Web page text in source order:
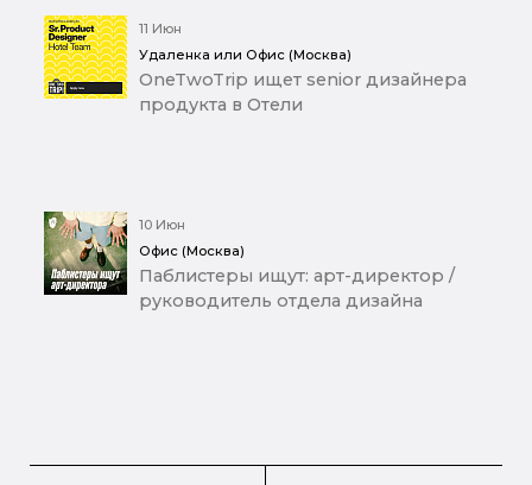
11 Июн
Удаленка или Офис (Москва)
OneTwoTrip ищет senior дизайнера
продукта в Отели
10 Июн
Офис (Москва)
Паблистеры ищут: арт-директор /
руководитель отдела дизайна